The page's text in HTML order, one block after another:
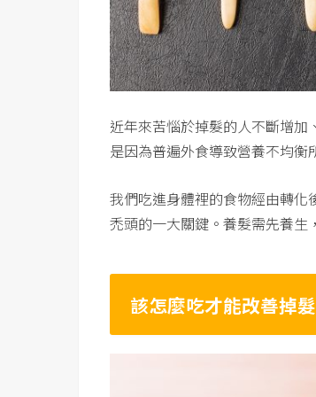
近年來苦惱於掉髮的人不斷增
是因為普遍外食導致營養不均衡
我們吃進身體裡的食物經由轉
禿頭的一大關鍵。養髮需先養生
該怎麼吃才能改善掉